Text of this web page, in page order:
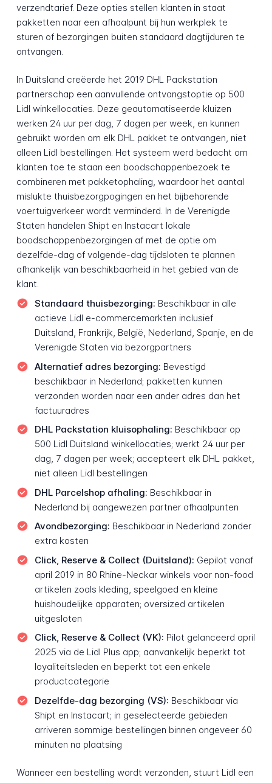
verzendtarief. Deze opties stellen klanten in staat
pakketten naar een afhaalpunt bij hun werkplek te
sturen of bezorgingen buiten standaard dagtijduren te
ontvangen.
In Duitsland creëerde het 2019 DHL Packstation
partnerschap een aanvullende ontvangstoptie op 500
Lidl winkellocaties. Deze geautomatiseerde kluizen
werken 24 uur per dag, 7 dagen per week, en kunnen
gebruikt worden om elk DHL pakket te ontvangen, niet
alleen Lidl bestellingen. Het systeem werd bedacht om
klanten toe te staan een boodschappenbezoek te
combineren met pakketophaling, waardoor het aantal
mislukte thuisbezorgpogingen en het bijbehorende
voertuigverkeer wordt verminderd. In de Verenigde
Staten handelen Shipt en Instacart lokale
boodschappenbezorgingen af met de optie om
dezelfde-dag of volgende-dag tijdsloten te plannen
afhankelijk van beschikbaarheid in het gebied van de
klant.
Standaard thuisbezorging: Beschikbaar in alle
actieve Lidl e-commercemarkten inclusief
Duitsland, Frankrijk, België, Nederland, Spanje, en de
Verenigde Staten via bezorgpartners
Alternatief adres bezorging: Bevestigd
beschikbaar in Nederland; pakketten kunnen
verzonden worden naar een ander adres dan het
factuuradres
DHL Packstation kluisophaling: Beschikbaar op
500 Lidl Duitsland winkellocaties; werkt 24 uur per
dag, 7 dagen per week; accepteert elk DHL pakket,
niet alleen Lidl bestellingen
DHL Parcelshop afhaling: Beschikbaar in
Nederland bij aangewezen partner afhaalpunten
Avondbezorging: Beschikbaar in Nederland zonder
extra kosten
Click, Reserve & Collect (Duitsland): Gepilot vanaf
april 2019 in 80 Rhine-Neckar winkels voor non-food
artikelen zoals kleding, speelgoed en kleine
huishoudelijke apparaten; oversized artikelen
uitgesloten
Click, Reserve & Collect (VK): Pilot gelanceerd april
2025 via de Lidl Plus app; aanvankelijk beperkt tot
loyaliteitsleden en beperkt tot een enkele
productcategorie
Dezelfde-dag bezorging (VS): Beschikbaar via
Shipt en Instacart; in geselecteerde gebieden
arriveren sommige bestellingen binnen ongeveer 60
minuten na plaatsing
Wanneer een bestelling wordt verzonden, stuurt Lidl een